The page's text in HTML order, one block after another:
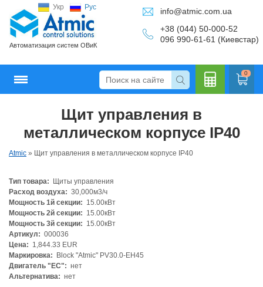
Укр Рус
Автоматизация систем ОВиК
info@atmic.com.ua
+38 (044) 50-000-52
096 990-61-61 (Киевстар)
0
Щит управления в
металлическом корпусе IP40
Atmic » Щит управления в металлическом корпусе IP40
Тип товара:
Щиты управления
Расход воздуха: 30,000м3/ч
Мощность 1й секции: 15.00кВт
Мощность 2й секции: 15.00кВт
Мощность 3й секции: 15.00кВт
Артикул: 000036
Цена: 1,844.33 EUR
Маркировка:
Block "Atmic" PV30.0-EH45
Двигатель "ЕС": нет
Альтернатива: нет